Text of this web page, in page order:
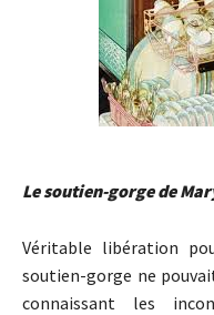
Le soutien-gorge de
Véritable libération
soutien-gorge ne
connaissant les